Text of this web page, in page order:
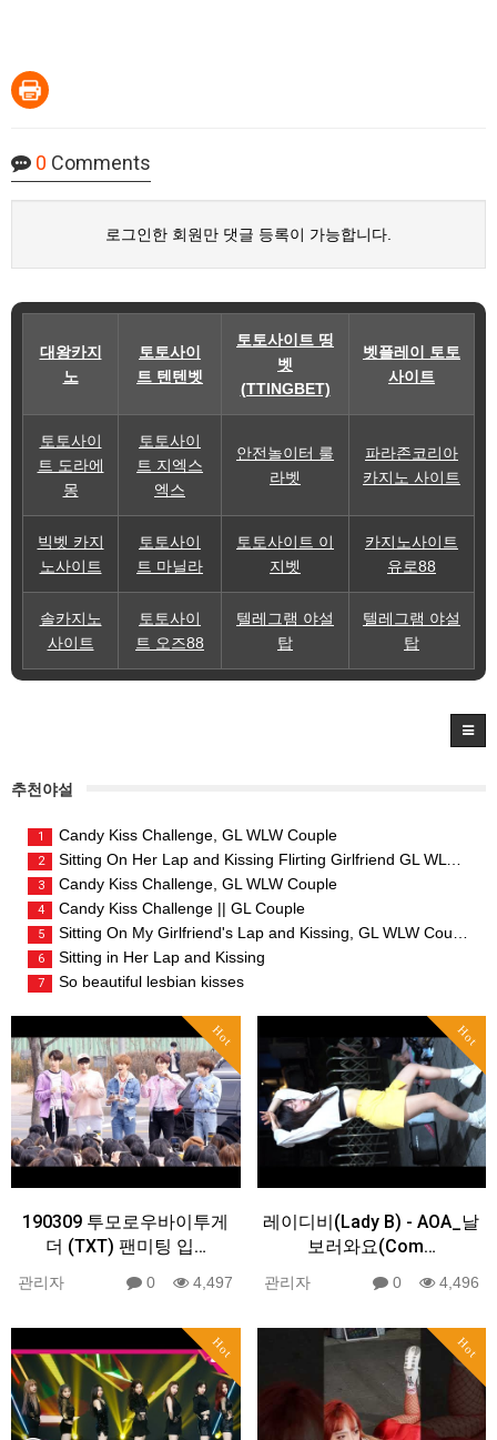
0 Comments
로그인한 회원만 댓글 등록이 가능합니다.
대왕카지
노
토토사이
트 텐텐벳
토토사이트 띵
벳
(TTINGBET)
벳플레이 토토
사이트
토토사이
트 도라에
몽
토토사이
트 지엑스
엑스
안전놀이터 룰
라벳
파라존코리아
카지노 사이트
빅벳 카지
노사이트
토토사이
트 마닐라
토토사이트 이
지벳
카지노사이트
유로88
솔카지노
사이트
토토사이
트 오즈88
텔레그램 야설
탑
텔레그램 야설
탑
추천야설
1 Candy Kiss Challenge, GL WLW Couple
2 Sitting On Her Lap and Kissing Flirting Girlfriend GL WLW Couple
3 Candy Kiss Challenge, GL WLW Couple
4 Candy Kiss Challenge || GL Couple
5 Sitting On My Girlfriend's Lap and Kissing, GL WLW Couple
6 Sitting in Her Lap and Kissing
7 So beautiful lesbian kisses
Hot
190309 투모로우바이투게
더 (TXT) 팬미팅 입…
관리자 0 4,497
Hot
레이디비(Lady B) - AOA_날
보러와요(Com…
관리자 0 4,496
Hot Hot